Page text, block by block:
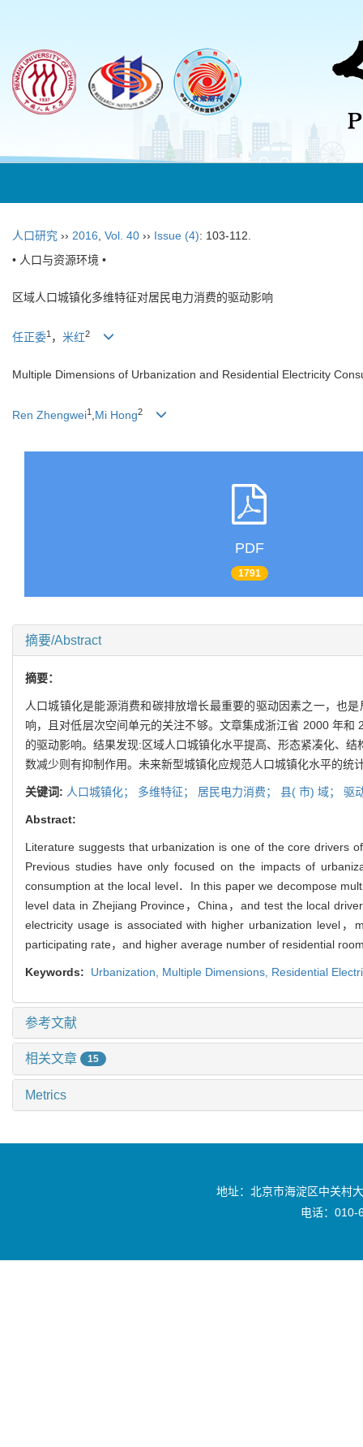
人口研究 ›› 2016 Vol. 40 ›› Issue (4): 103-112.
• 人口与资源环境 •
区域人口城镇化多维特征对居民电力消费的驱动影响
任正委1 ， 米红2
Multiple Dimensions of Urbanization and Residential Electricity
Ren Zhengwei1 Mi Hong2
PDF
1791
摘要/Abstract
摘要：
人口城镇化是能源消费和碳排放增长最重要的驱动因素之一，也
响，且对低层次空间单元的关注不够。文章集成浙江省 2000 年
的驱动影响。结果发现:区域人口城镇化水平提高、形态紧凑化、
数减少则有抑制作用。未来新型城镇化应规范人口城镇化水平的
关键词: 人口城镇化； 多维特征； 居民电力消费； 县( 市) 域； 驱
Abstract:
Literature suggests that urbanization is one of the core drivers
Previous studies have only focused on the impacts of
consumption at the local level．In this paper we decompose
level data in Zhejiang Province，China，and test the local
electricity usage is associated with higher urbanization level
participating rate，and higher average number of residential
Keywords: Urbanization, Multiple Dimensions, Residential
参考文献
相关文章 15
Metrics
地址：北京市海淀区中关村
电话：